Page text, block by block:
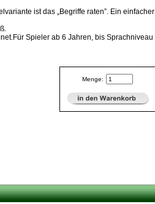
ist das „Begriffe raten”. Ein einfacher
Spieler ab 6 Jahren, bis Sprachniveau
Menge: